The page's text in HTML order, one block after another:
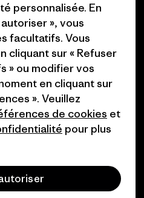
Luxembourg Plan du
Reserved.
personnalisée. En
», vous
facultatifs. Vous
cliquant sur « Refuser
» ou modifier vos
en cliquant sur
». Veuillez
de cookies et
pour plus